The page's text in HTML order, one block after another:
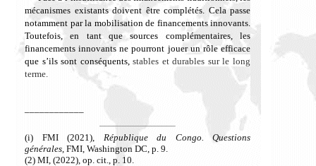
mécanismes existants doivent être complétés. Cela passe
notamment par la mobilisation de financements innovants.
Toutefois, en tant que sources complémentaires, les
financements innovants ne pourront jouer un rôle efficace
que s’ils sont conséquents, stables et durables sur le long
terme.
(i) FMI (2021), République du Congo. Questions
générales , FMI, Washington DC, p. 9.
(2) MI, (2022), op. cit., p. 10.